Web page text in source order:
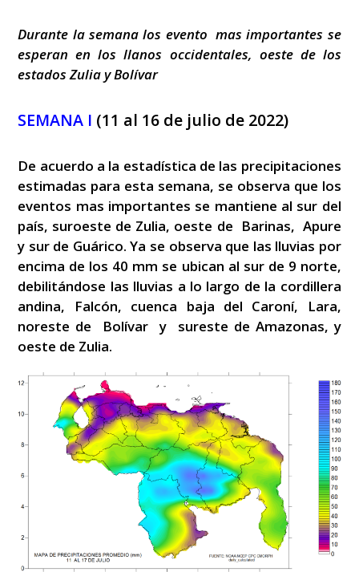
Durante la semana los evento mas importantes se
esperan en los llanos occidentales, oeste de los
estados Zulia y Bolívar
SEMANA I (11 al 16 de julio de 2022)
De acuerdo a la estadística de las precipitaciones
estimadas para esta semana, se observa que los
eventos mas importantes se mantiene al sur del
país, suroeste de Zulia, oeste de Barinas, Apure
y sur de Guárico. Ya se observa que las lluvias por
encima de los 40 mm se ubican al sur de 9 norte,
debilitándose las lluvias a lo largo de la cordillera
andina, Falcón, cuenca baja del Caroní, Lara,
noreste de Bolívar y sureste de Amazonas, y
oeste de Zulia.